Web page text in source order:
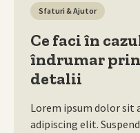
Sfaturi & Ajutor
Ce faci în
îndrumar
detalii
Lorem ipsum dolor sit
adipiscing elit.